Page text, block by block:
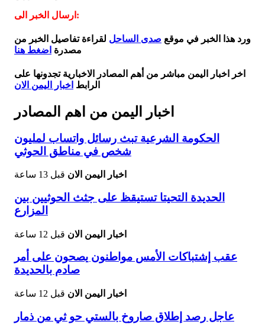
ارسال الخبر الى:
ورد هذا الخبر في موقع صدى الساحل لقراءة تفاصيل الخبر من
مصدرة اضغط هنا
اخر اخبار اليمن مباشر من أهم المصادر الاخبارية تجدونها على
الرابط اخبار اليمن الان
اخبار اليمن من اهم المصادر
الحكومة الشرعية تبث رسائل واتساب لمليون
شخص في مناطق الحوثي
اخبار اليمن الان قبل 13 ساعة
الحديدة التحيتا تستيقظ على جثث الحوثيين بين
المزارع
اخبار اليمن الان قبل 12 ساعة
عقب إشتباكات الأمس مواطنون يصحون على أمر
صادم بالحديدة
اخبار اليمن الان قبل 12 ساعة
عاجل رصد إطلاق صاروخ بالستي حو ثي من ذمار